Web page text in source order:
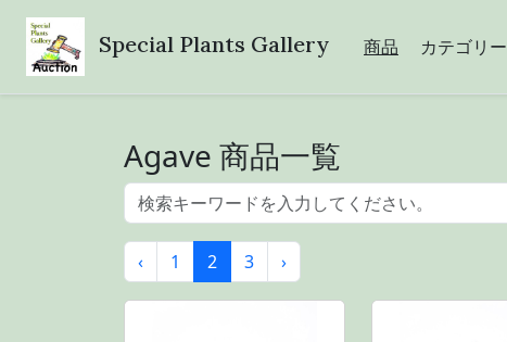
Special Plants Gallery 商品 カテゴリー
Agave 商品一覧
‹ 1 2 3 ›